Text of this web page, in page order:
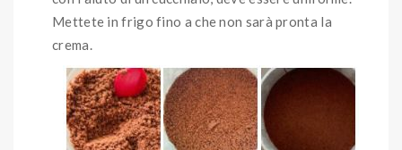
Mettete in frigo fino a che non sarà pronta la
crema.